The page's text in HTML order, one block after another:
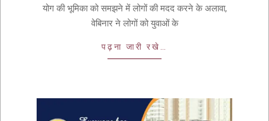
योग की भूमिका को समझने में लोगों की मदद करने के अलावा,
वेबिनार ने लोगों को युवाओं के
पढ़ना जारी रखे…